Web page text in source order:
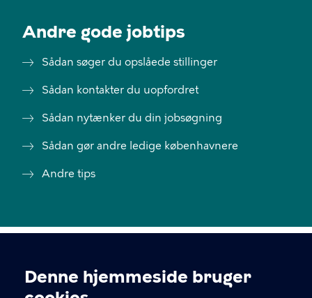
Cookieindstillinger
Denne hjemmeside bruger
Andre gode jobtips
Sådan søger du opslåede stillinger
Sådan kontakter du uopfordret
Sådan nytænker du din jobsøgning
Sådan gør andre ledige københavnere
Andre tips